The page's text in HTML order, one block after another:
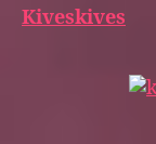
Kiveskives